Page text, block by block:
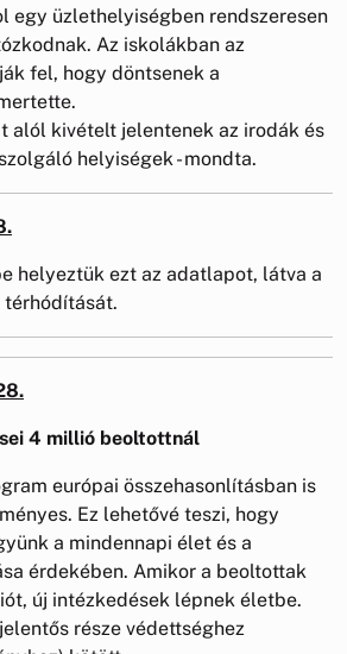
egy üzlethelyiségben rendszeresen
Az iskolákban az
fel, hogy döntsenek a
alól kivételt jelentenek az irodák és
helyiségek - mondta.
helyeztük ezt az adatlapot, látva a
térhódítását.
4 millió beoltottnál
európai összehasonlításban is
Ez lehetővé teszi, hogy
a mindennapi élet és a
érdekében. Amikor a beoltottak
új intézkedések lépnek életbe.
része védettséghez